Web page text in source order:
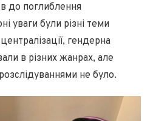
до поглиблення
уваги були різні теми
гендерна
в різних жанрах, але
не було.